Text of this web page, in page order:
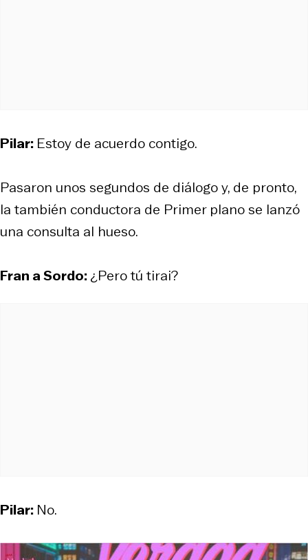
Pilar: Estoy de acuerdo contigo.
Pasaron unos segundos de diálogo y, de pronto,
la también conductora de Primer planose lanzó
una consulta al hueso.
Fran a Sordo:¿Pero tú tirai?
Pilar: No.